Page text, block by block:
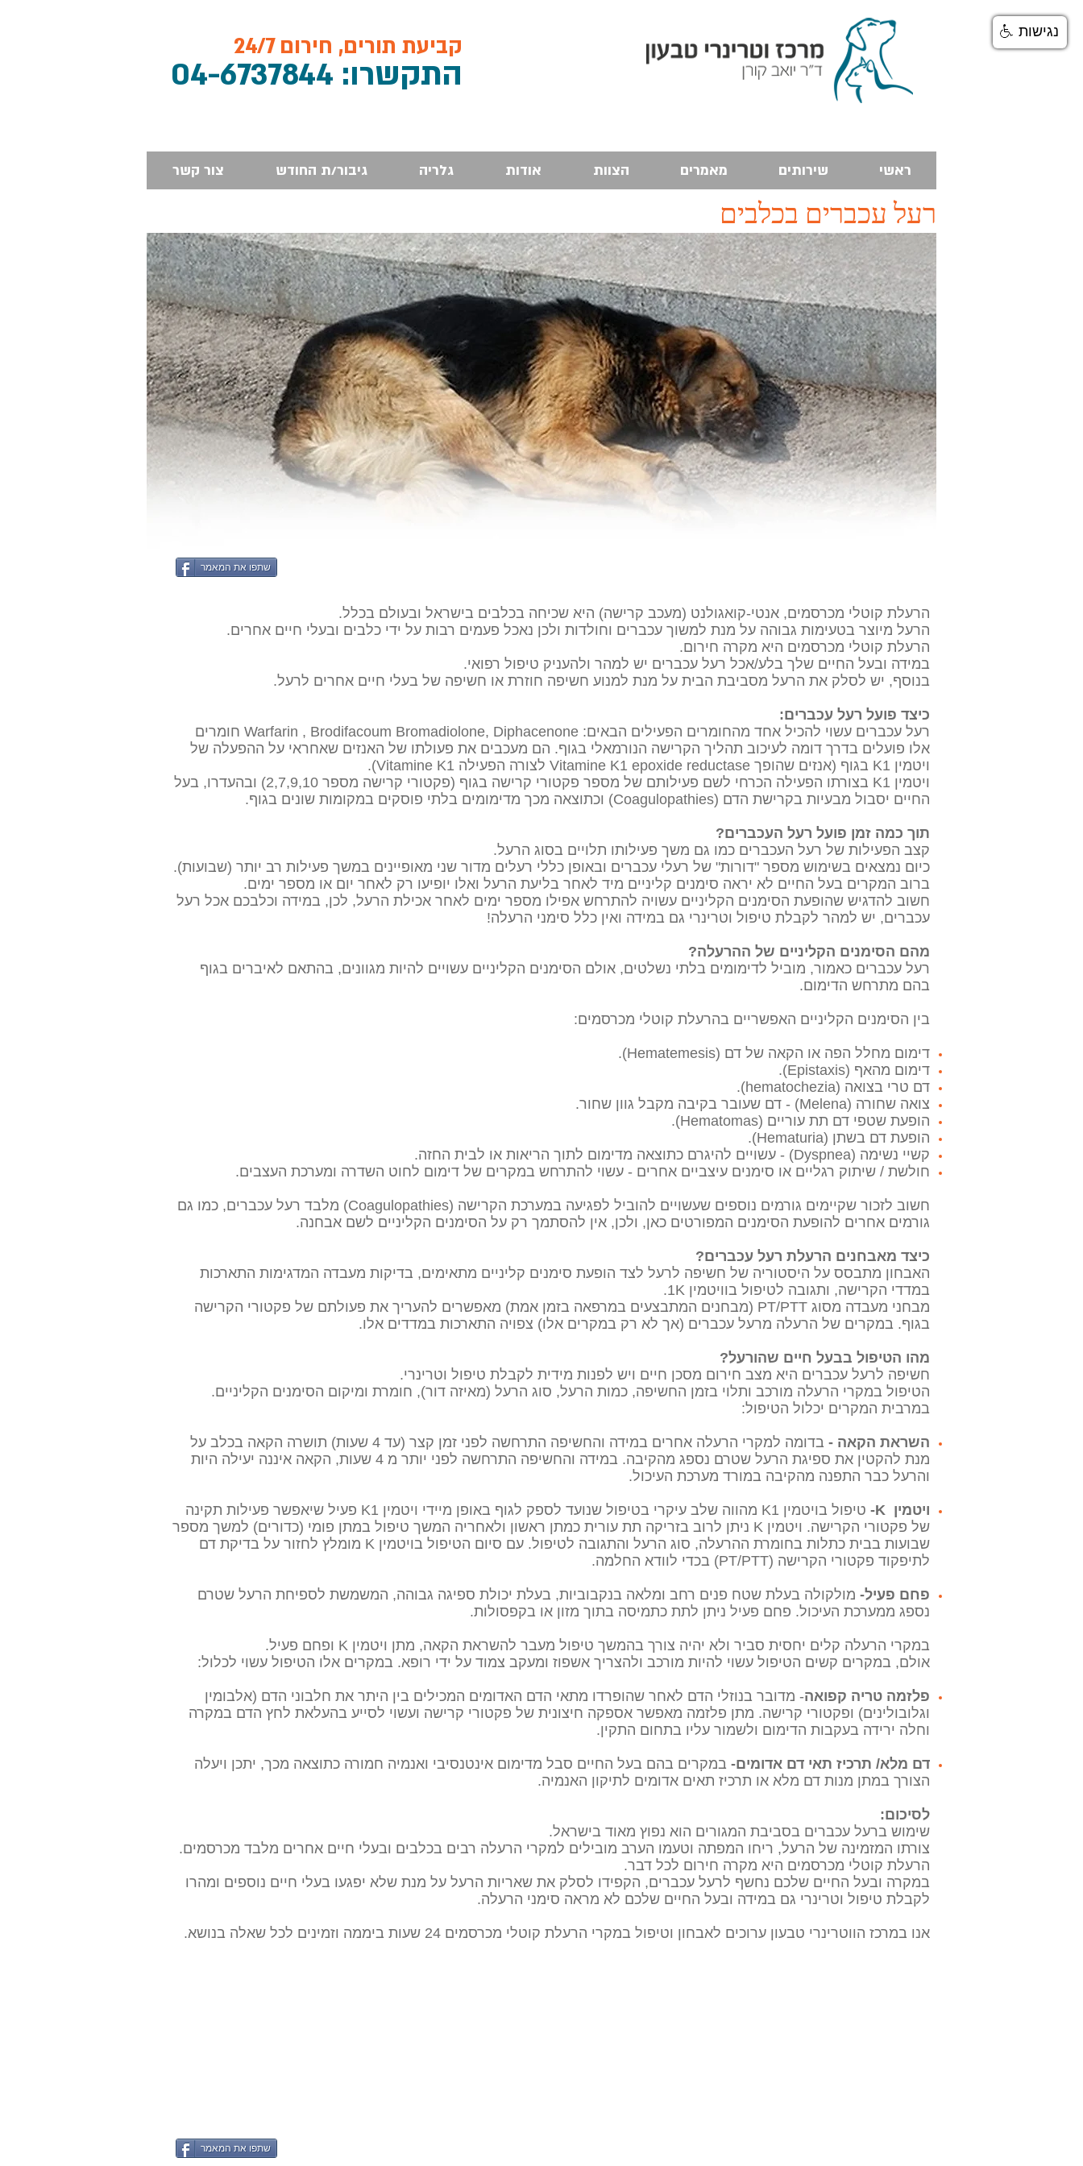
קביעת תורים, חירום 24/7
התקשרו: 04-6737844
צור קשר גיבור/ת החודש גלריה אודות הצוות מאמרים שירותים ראשי
רעל עכברים בכלבים
שתפו את המאמר
הרעלת קוטלי מכרסמים, אנטי-קואגולנט (מעכב קרישה) היא שכיחה בכלבים בישראל ובעולם בכלל.
הרעל מיוצר בטעימות גבוהה על מנת למשוך עכברים וחולדות ולכן נאכל פעמים רבות על ידי כלבים ובעלי חיים אחרים.
הרעלת קוטלי מכרסמים היא מקרה חירום.
במידה ובעל החיים שלך בלע/אכל רעל עכברים יש למהר ולהעניק טיפול רפואי.
בנוסף, יש לסלק את הרעל מסביבת הבית על מנת למנוע חשיפה חוזרת או חשיפה של בעלי חיים אחרים לרעל.
כיצד פועל רעל עכברים:
רעל עכברים עשוי להכיל אחד מהחומרים הפעילים הבאים: Warfarin , Brodifacoum Bromadiolone, Diphacenone חומרים
אלו פועלים בדרך דומה לעיכוב תהליך הקרישה הנורמאלי בגוף. הם מעכבים את פעולתו של האנזים שאחראי על ההפעלה של
ויטמין K1 בגוף (אנזים שהופך Vitamine K1 epoxide reductase לצורה הפעילה Vitamine K1).
ויטמין K1 בצורתו הפעילה הכרחי לשם פעילותם של מספר פקטורי קרישה בגוף (פקטורי קרישה מספר 2,7,9,10) ובהעדרו, בעל
החיים יסבול מבעיות בקרישת הדם (Coagulopathies) וכתוצאה מכך מדימומים בלתי פוסקים במקומות שונים בגוף.
תוך כמה זמן פועל רעל העכברים?
קצב הפעילות של רעל העכברים כמו גם משך פעילותו תלויים בסוג הרעל.
כיום נמצאים בשימוש מספר "דורות" של רעלי עכברים ובאופן כללי רעלים מדור שני מאופיינים במשך פעילות רב יותר (שבועות).
ברוב המקרים בעל החיים לא יראה סימנים קליניים מיד לאחר בליעת הרעל ואלו יופיעו רק לאחר יום או מספר ימים.
חשוב להדגיש שהופעת הסימנים הקליניים עשויה להתרחש אפילו מספר ימים לאחר אכילת הרעל, לכן, במידה וכלבכם אכל רעל
עכברים, יש למהר לקבלת טיפול וטרינרי גם במידה ואין כלל סימני הרעלה!
מהם הסימנים הקליניים של ההרעלה?
רעל עכברים כאמור, מוביל לדימומים בלתי נשלטים, אולם הסימנים הקליניים עשויים להיות מגוונים, בהתאם לאיברים בגוף
בהם מתרחש הדימום.
בין הסימנים הקליניים האפשריים בהרעלת קוטלי מכרסמים:
דימום מחלל הפה או הקאה של דם (Hematemesis).
דימום מהאף (Epistaxis).
דם טרי בצואה (hematochezia).
צואה שחורה (Melena) - דם שעובר בקיבה מקבל גוון שחור.
הופעת שטפי דם תת עוריים (Hematomas).
הופעת דם בשתן (Hematuria).
קשיי נשימה (Dyspnea) - עשויים להיגרם כתוצאה מדימום לתוך הריאות או לבית החזה.
חולשת / שיתוק רגליים או סימנים עיצביים אחרים - עשוי להתרחש במקרים של דימום לחוט השדרה ומערכת העצבים.
חשוב לזכור שקיימים גורמים נוספים שעשויים להוביל לפגיעה במערכת הקרישה (Coagulopathies) מלבד רעל עכברים, כמו גם
גורמים אחרים להופעת הסימנים המפורטים כאן, ולכן, אין להסתמך רק על הסימנים הקליניים לשם אבחנה.
כיצד מאבחנים הרעלת רעל עכברים?
האבחון מתבסס על היסטוריה של חשיפה לרעל לצד הופעת סימנים קליניים מתאימים, בדיקות מעבדה המדגימות התארכות
במדדי הקרישה, ותגובה לטיפול בוויטמין 1K.
מבחני מעבדה מסוג PT/PTT (מבחנים המתבצעים במרפאה בזמן אמת) מאפשרים להעריך את פעולתם של פקטורי הקרישה
בגוף. במקרים של הרעלה מרעל עכברים (אך לא רק במקרים אלו) צפויה התארכות במדדים אלו.
מהו הטיפול בבעל חיים שהורעל?
חשיפה לרעל עכברים היא מצב חירום מסכן חיים ויש לפנות מידית לקבלת טיפול וטרינרי.
הטיפול במקרי הרעלה מורכב ותלוי בזמן החשיפה, כמות הרעל, סוג הרעל (מאיזה דור), חומרת ומיקום הסימנים הקליניים.
במרבית המקרים יכלול הטיפול:
השראת הקאה -
בדומה למקרי הרעלה אחרים במידה והחשיפה התרחשה לפני זמן קצר (עד 4 שעות) תושרה הקאה בכלב על
מנת להקטין את ספיגת הרעל שטרם נספג מהקיבה. במידה והחשיפה התרחשה לפני יותר מ 4 שעות, הקאה איננה יעילה היות
והרעל כבר התפנה מהקיבה במורד מערכת העיכול.
ויטמין K-
טיפול בויטמין K1 מהווה שלב עיקרי בטיפול שנועד לספק לגוף באופן מיידי ויטמין K1 פעיל שיאפשר פעילות תקינה
של פקטורי הקרישה. ויטמין K ניתן לרוב בזריקה תת עורית כמתן ראשון ולאחריה המשך טיפול במתן פומי (כדורים) למשך מספר
שבועות בבית כתלות בחומרת ההרעלה, סוג הרעל והתגובה לטיפול. עם סיום הטיפול בויטמין K מומלץ לחזור על בדיקת דם
לתיפקוד פקטורי הקרישה (PT/PTT) בכדי לוודא החלמה.
פחם פעיל- מולקולה בעלת שטח פנים רחב ומלאה בנקבוביות, בעלת יכולת ספיגה גבוהה, המשמשת לספיחת הרעל שטרם
נספג ממערכת העיכול. פחם פעיל ניתן לתת כתמיסה בתוך מזון או בקפסולות.
במקרי הרעלה קלים יחסית סביר ולא יהיה צורך בהמשך טיפול מעבר להשראת הקאה, מתן ויטמין K ופחם פעיל.
אולם, במקרים קשים הטיפול עשוי להיות מורכב ולהצריך אשפוז ומעקב צמוד על ידי רופא. במקרים אלו הטיפול עשוי לכלול:
פלזמה טריה קפואה- מדובר בנוזלי הדם לאחר שהופרדו מתאי הדם האדומים המכילים בין היתר את חלבוני הדם (אלבומין
וגלובולינים) ופקטורי קרישה. מתן פלזמה מאפשר אספקה חיצונית של פקטורי קרישה ועשוי לסייע בהעלאת לחץ הדם במקרה
וחלה ירידה בעקבות הדימום ולשמור עליו בתחום התקין.
דם מלא/ תרכיז תאי דם אדומים- במקרים בהם בעל החיים סבל מדימום אינטנסיבי ואנמיה חמורה כתוצאה מכך, יתכן ויעלה
הצורך במתן מנות דם מלא או תרכיז תאים אדומים לתיקון האנמיה.
לסיכום:
שימוש ברעל עכברים בסביבת המגורים הוא נפוץ מאוד בישראל.
צורתו המזמינה של הרעל, ריחו המפתה וטעמו הערב מובילים למקרי הרעלה רבים בכלבים ובעלי חיים אחרים מלבד מכרסמים.
הרעלת קוטלי מכרסמים היא מקרה חירום לכל דבר.
במקרה ובעל החיים שלכם נחשף לרעל עכברים, הקפידו לסלק את שאריות הרעל על מנת שלא יפגעו בעלי חיים נוספים ומהרו
לקבלת טיפול וטרינרי גם במידה ובעל החיים שלכם לא מראה סימני הרעלה.
אנו במרכז הווטרינרי טבעון ערוכים לאבחון וטיפול במקרי הרעלת קוטלי מכרסמים 24 שעות ביממה וזמינים לכל שאלה בנושא.
שתפו את המאמר
נגישות